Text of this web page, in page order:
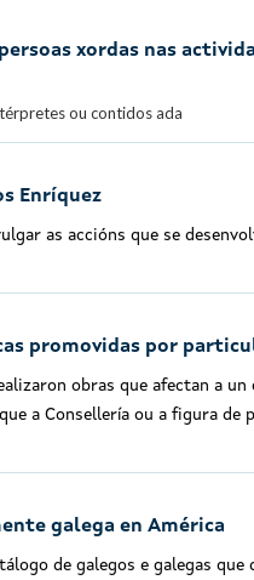
xordas nas
ou contidos ada
Enríquez
as accións que se
promovidas por
obras que afectan a
a Consellería ou a figura de
galega en América
de galegos e galegas que